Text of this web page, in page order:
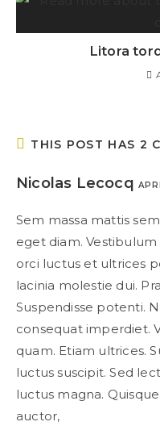
Litora
THIS POST HAS 2
Nicolas Lecocq
Sem massa mattis
eget diam.
orci luctus et ultrices
lacinia molestie dui.
Suspendisse potenti.
consequat imperdiet.
quam. Etiam ultrices.
luctus suscipit. Sed
luctus magna.
auctor,